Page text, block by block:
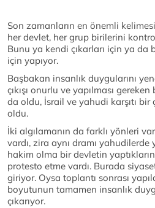
Son zamanların en önemli
her devlet, her grup birilerini
Bunu ya kendi çıkarları için ya da
için yapıyor.
Başbakan insanlık duygularını
çıkışı onurlu ve yapılması
da oldu, İsrail ve yahudi karşıtı bir
oldu.
İki algılamanın da farklı yönleri
vardı, zira aynı dramı yahudilerde
hakim olma bir devletin
protesto etme vardı. Burada
giriyor. Oysa toplantı sonrası
boyutunun tamamen insanlık
çıkarıyor.